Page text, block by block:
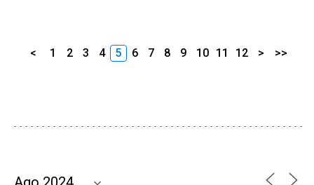
< 1 2 3 4 5 6 7 8 9 10 11 12 > >>